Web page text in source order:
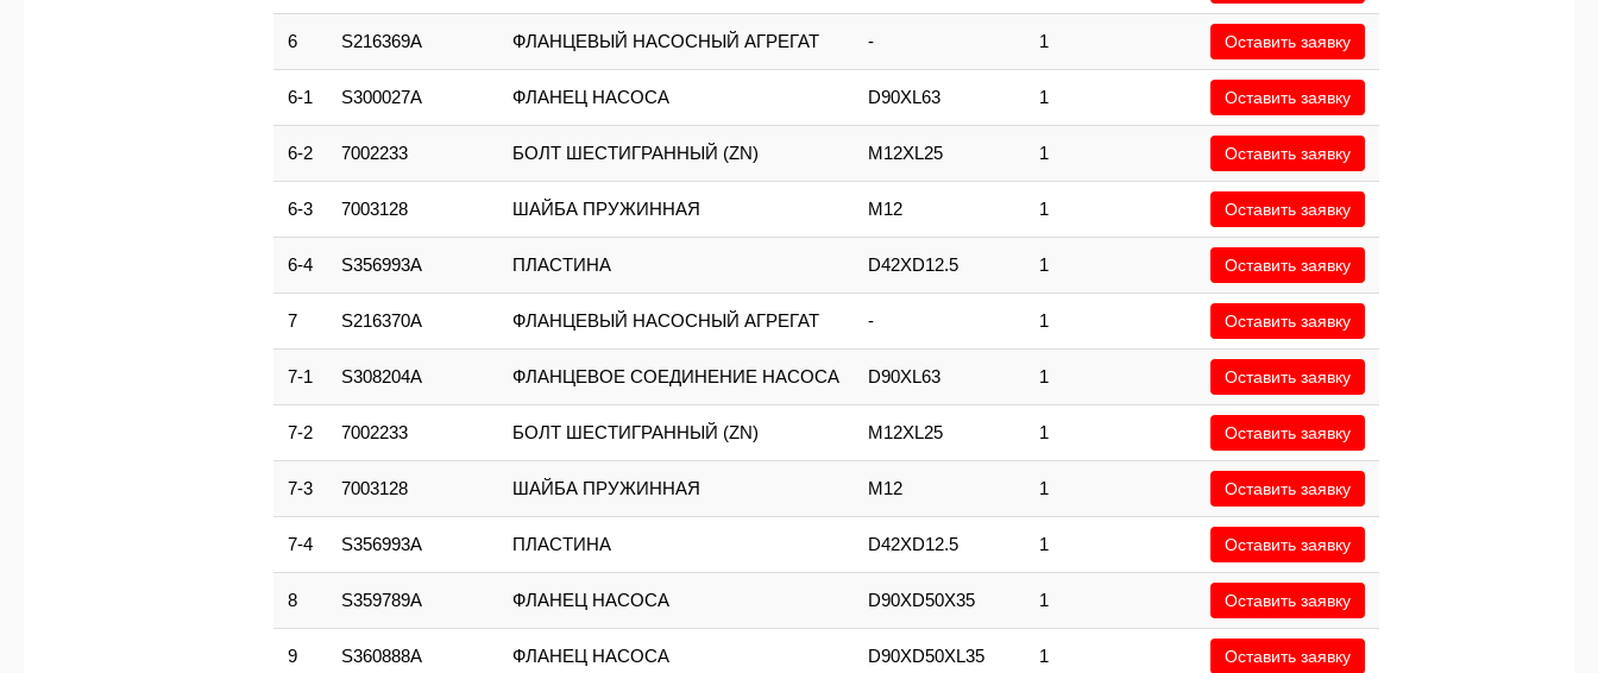
6 S216369A ФЛАНЦЕВЫЙ НАСОСНЫЙ АГРЕГАТ - 1 Оставить заявку
6-1 S300027A ФЛАНЕЦ НАСОСА D90XL63 1 Оставить заявку
6-2 7002233 БОЛТ ШЕСТИГРАННЫЙ (ZN) M12XL25 1 Оставить заявку
6-3 7003128 ШАЙБА ПРУЖИННАЯ M12 1 Оставить заявку
6-4 S356993A ПЛАСТИНА D42XD12.5 1 Оставить заявку
7 S216370A ФЛАНЦЕВЫЙ НАСОСНЫЙ АГРЕГАТ - 1 Оставить заявку
7-1 S308204A ФЛАНЦЕВОЕ СОЕДИНЕНИЕ НАСОСА D90XL63 1 Оставить заявку
7-2 7002233 БОЛТ ШЕСТИГРАННЫЙ (ZN) M12XL25 1 Оставить заявку
7-3 7003128 ШАЙБА ПРУЖИННАЯ M12 1 Оставить заявку
7-4 S356993A ПЛАСТИНА D42XD12.5 1 Оставить заявку
8 S359789A ФЛАНЕЦ НАСОСА D90XD50X35 1 Оставить заявку
9 S360888A ФЛАНЕЦ НАСОСА D90XD50XL35 1 Оставить заявку